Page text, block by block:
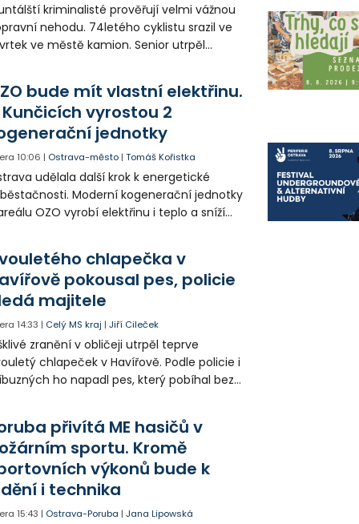
kriminalisté prověřují velmi vážnou
nehodu. 74letého cyklistu srazil ve
ve městě kamion. Senior utrpěl
případné svědky.
bude mít vlastní elektřinu.
Kunčicích vyrostou 2
jednotky
10:06 | Ostrava-město |Tomáš Kořistka
udělala další krok k energetické
Moderní kogenerační jednotky
OZO vyrobí elektřinu i teplo a sníží
chlapečka v
pokousal pes, policie
majitele
14:33 | Celý MS kraj |Jiří Cileček
zranění v obličeji utrpěl teprve
chlapeček v Havířově. Podle policie i
ho napadl pes, který pobíhal bez
Případem už se zabývá policie, která
psa hledá.
přivítá ME hasičů v
sportu. Kromě
výkonů bude k
i technika
15:43 | Ostrava-Poruba |Jana Lipowská